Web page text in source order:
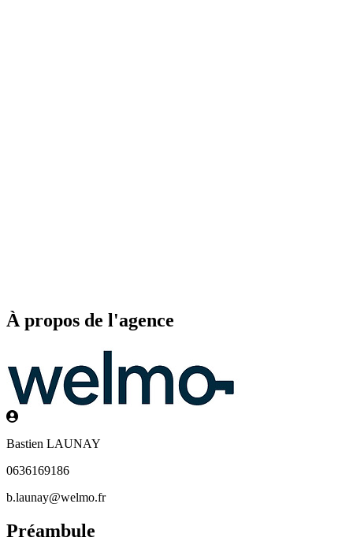
À propos de l'agence
Bastien LAUNAY
0636169186
b.launay@welmo.fr
Préambule